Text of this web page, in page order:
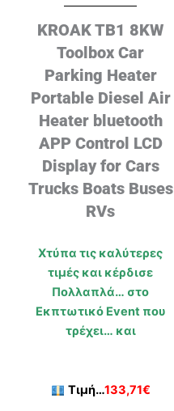
KROAK TB1 8KW
Toolbox Car
Parking Heater
Portable Diesel Air
Heater bluetooth
APP Control LCD
Display for Cars
Trucks Boats Buses
RVs
Χτύπα τις καλύτερες
τιμές και κέρδισε
Πολλαπλά… στο
Εκπτωτικό Event που
τρέχει… και
Τιμή…133,71€